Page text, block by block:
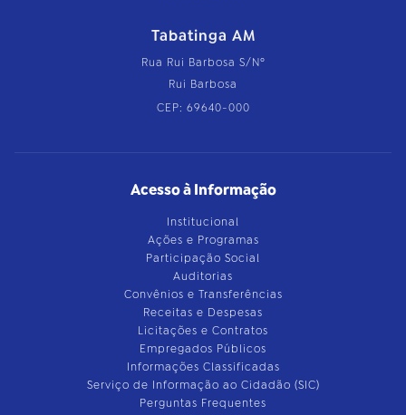
Tabatinga AM
Rua Rui Barbosa S/Nº
Rui Barbosa
CEP: 69640-000
Acesso à Informação
Institucional
Ações e Programas
Participação Social
Auditorias
Convênios e Transferências
Receitas e Despesas
Licitações e Contratos
Empregados Públicos
Informações Classificadas
Serviço de Informação ao Cidadão (SIC)
Perguntas Frequentes